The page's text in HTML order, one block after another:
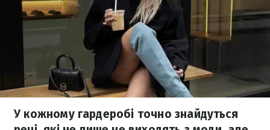
У кожному гардеробі точно знайдуться